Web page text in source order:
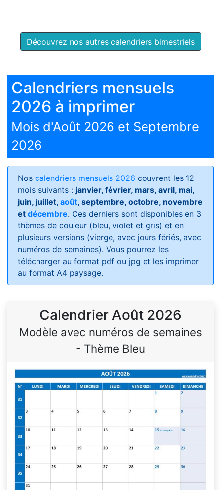
Découvrez nos autres calendriers bimestriels
Calendriers mensuels
2026 à imprimer
Mois d'Août 2026 et Septembre
2026
Nos calendriers mensuels 2026 couvrent les 12
mois suivants : janvier, février, mars, avril, mai,
juin, juillet, août, septembre, octobre, novembre
et décembre. Ces derniers sont disponibles en 3
thèmes de couleur (bleu, violet et gris) et en
plusieurs versions (vierge, avec jours fériés, avec
numéros de semaines). Vous pourrez les
télécharger au format pdf ou jpg et les imprimer
au format A4 paysage.
Calendrier Août 2026
Modèle avec numéros de semaines
- Thème Bleu